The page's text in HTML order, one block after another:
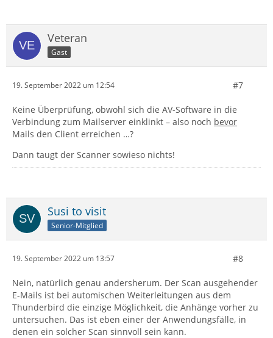
Veteran
Gast
19. September 2022 um 12:54 #7
Keine Überprüfung, obwohl sich die AV-Software in die
Verbindung zum Mailserver einklinkt – also noch bevor
Mails den Client erreichen …?
Dann taugt der Scanner sowieso nichts!
Susi to visit
Senior-Mitglied
19. September 2022 um 13:57 #8
Nein, natürlich genau andersherum. Der Scan ausgehender
E-Mails ist bei automischen Weiterleitungen aus dem
Thunderbird die einzige Möglichkeit, die Anhänge vorher zu
untersuchen. Das ist eben einer der Anwendungsfälle, in
denen ein solcher Scan sinnvoll sein kann.